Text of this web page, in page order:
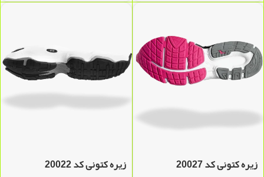
زیره کتونی کد 20027
زیره کتونی کد 20022